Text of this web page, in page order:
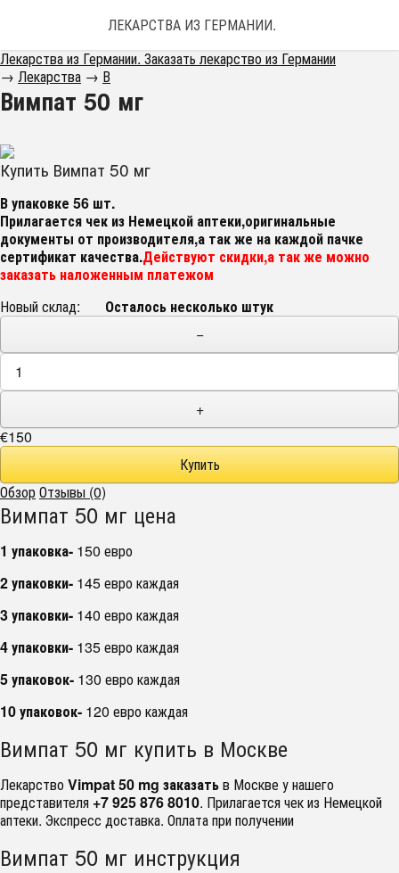
ЛЕКАРСТВА ИЗ ГЕРМАНИИ. ЗАКАЗАТЬ
Лекарства из Германии. Заказать лекарство из Германии
→ Лекарства → В
Вимпат 50 мг
Купить Вимпат 50 мг
В упаковке 56 шт.
Прилагается чек из Немецкой аптеки,оригинальные
документы от производителя,а так же на каждой пачке
сертификат качества.Действуют скидки,а так же можно
заказать наложенным платежом
Новый склад:
Осталось несколько штук
−
+
€150
ОбзорОтзывы (0)
Вимпат 50 мг цена
1 упаковка- 150 евро
2 упаковки- 145 евро каждая
3 упаковки- 140 евро каждая
4 упаковки- 135 евро каждая
5 упаковок- 130 евро каждая
10 упаковок- 120 евро каждая
Вимпат 50 мг купить в Москве
ЛекарствоVimpat 50 mg заказатьв Москве у нашего
представителя +7 925 876 8010. Прилагается чек из Немецкой
аптеки. Экспресс доставка. Оплата при получении
Вимпат 50 мг инструкция